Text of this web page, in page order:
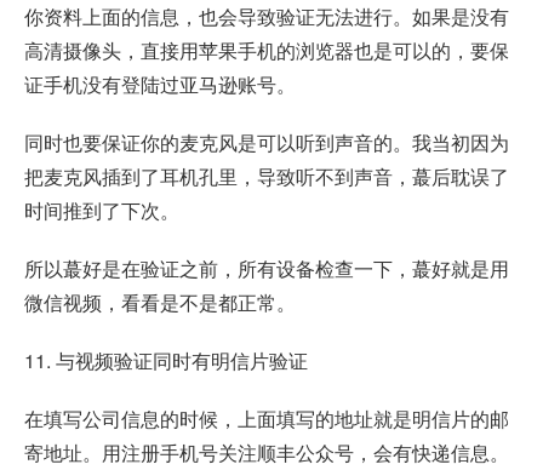
你资料上面的信息，也会导致验证无法进行。如果是没有
高清摄像头，直接用苹果手机的浏览器也是可以的，要保
证手机没有登陆过亚马逊账号。
同时也要保证你的麦克风是可以听到声音的。我当初因为
把麦克风插到了耳机孔里，导致听不到声音，蕞后耽误了
时间推到了下次。
所以蕞好是在验证之前，所有设备检查一下，蕞好就是用
微信视频，看看是不是都正常。
11. 与视频验证同时有明信片验证
在填写公司信息的时候，上面填写的地址就是明信片的邮
寄地址。用注册手机号关注顺丰公众号，会有快递信息。